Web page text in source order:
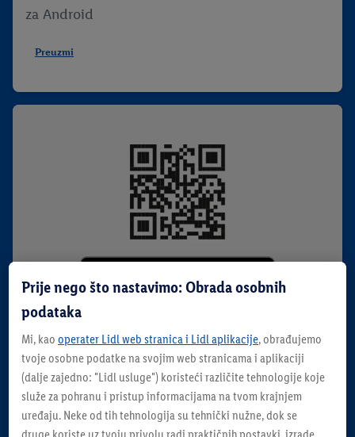
za Android
Preuzmi
Lidl Plus aplikacija
za Apple
Preuzmi
Prije nego što nastavimo: Obrada osobnih
podataka
Mi, kao operater Lidl web stranica i Lidl aplikacije, obrađujemo
tvoje osobne podatke na svojim web stranicama i aplikaciji
(dalje zajedno: "Lidl usluge") koristeći različite tehnologije koje
služe za pohranu i pristup informacijama na tvom krajnjem
uređaju. Neke od tih tehnologija su tehnički nužne, dok se